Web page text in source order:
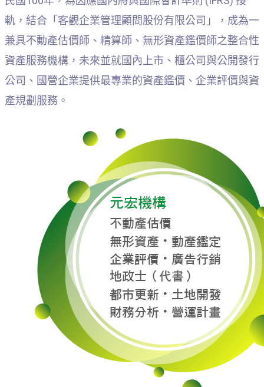
軌，結合「客觀企業管理顧問股份有限公司」，成為一
兼具不動產估價師、精算師、無形資產鑑價師之整合性
資產服務機構，未來並就國內上市、櫃公司與公開發行
公司、國營企業提供最專業的資產鑑價、企業評價與資
產規劃服務。